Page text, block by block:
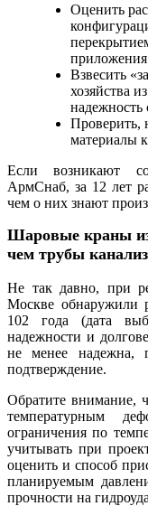
Оценить
Взвесить
хозяйства
надежность
Проверить,
материалы
Если возникают
АрмСнаб, за 12 лет
чем о них знают
Шаровые краны из
чем трубы
Не так давно, при
Москве обнаружили
102 года (дата
надежности и
не менее надежна,
подтверждение.
Обратите внимание,
температурным
ограничения по
учитывать при
оценить и способ
планируемым
прочности на